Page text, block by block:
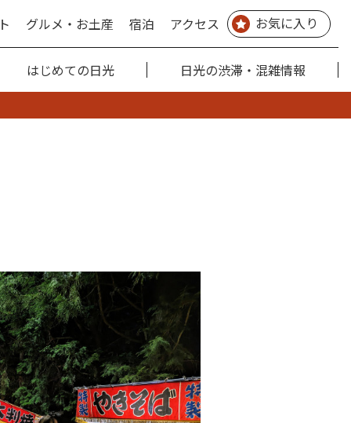
グルメ・お土産 宿泊 アクセス お気に入り
はじめての日光 日光の渋滞・混雑情報